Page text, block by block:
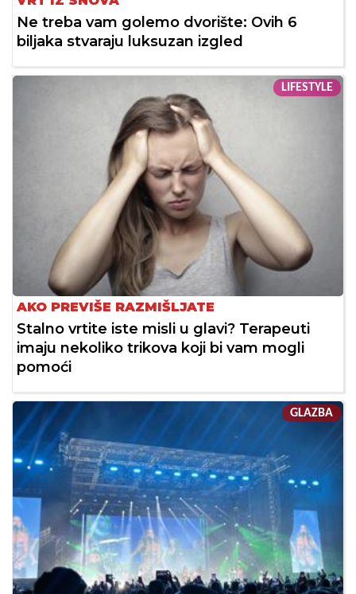
Ne treba vam golemo dvorište: Ovih 6
biljaka stvaraju luksuzan izgled
LIFESTYLE
AKO PREVIŠE RAZMIŠLJATE
Stalno vrtite iste misli u glavi? Terapeuti
imaju nekoliko trikova koji bi vam mogli
pomoći
GLAZBA